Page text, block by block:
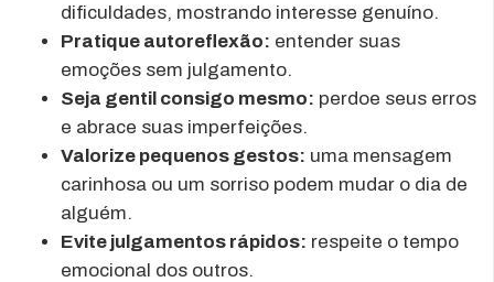
dificuldades, mostrando interesse genuíno.
Pratique autoreflexão: entender suas
emoções sem julgamento.
Seja gentil consigo mesmo: perdoe seus erros
e abrace suas imperfeições.
Valorize pequenos gestos: uma mensagem
carinhosa ou um sorriso podem mudar o dia de
alguém.
Evite julgamentos rápidos: respeite o tempo
emocional dos outros.